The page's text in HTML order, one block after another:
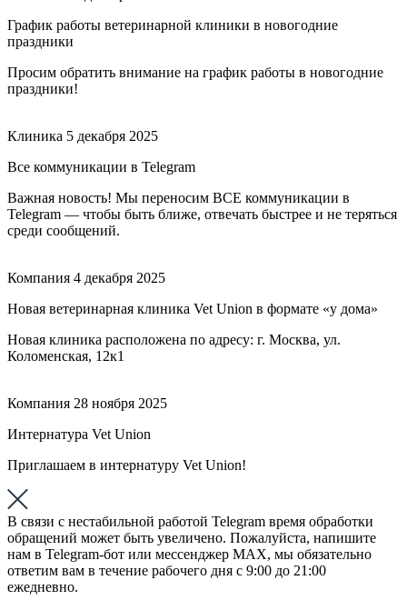
График работы ветеринарной клиники в новогодние
праздники
Просим обратить внимание на график работы в новогодние
праздники!
Клиника 5 декабря 2025
Все коммуникации в Telegram
Важная новость! Мы переносим ВСЕ коммуникации в
Telegram — чтобы быть ближе, отвечать быстрее и не теряться
среди сообщений.
Компания 4 декабря 2025
Новая ветеринарная клиника Vet Union в формате «у дома»
Новая клиника расположена по адресу: г. Москва, ул.
Коломенская, 12к1
Компания 28 ноября 2025
Интернатура Vet Union
Приглашаем в интернатуру Vet Union!
В связи с нестабильной работой Telegram время обработки
обращений может быть увеличено. Пожалуйста, напишите
нам в Telegram-бот или мессенджер МАХ, мы обязательно
ответим вам в течение рабочего дня с 9:00 до 21:00
ежедневно.